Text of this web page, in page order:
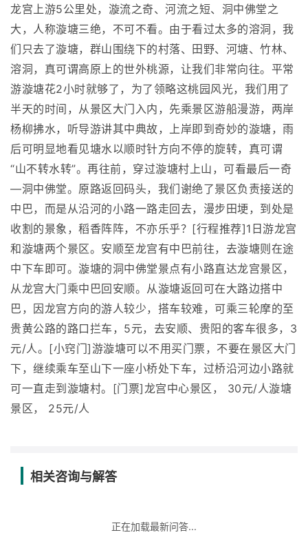
龙宫上游5公里处，漩流之奇、河流之短、洞中佛堂之
大，人称漩塘三绝，不可不看。由于看过太多的溶洞，我
们只去了漩塘，群山围绕下的村落、田野、河塘、竹林、
溶洞，真可谓高原上的世外桃源，让我们非常向往。平常
游漩塘花2小时就够了，为了领略这桃园风光，我们用了
半天的时间，从景区大门入内，先乘景区游船漫游，两岸
杨柳拂水，听导游讲其中典故，上岸即到奇妙的漩塘，雨
后可明显地看见塘水以顺时针方向不停的旋转，真可谓
“山不转水转”。再往前，穿过漩塘村上山，可看最后一奇
—洞中佛堂。原路返回码头，我们谢绝了景区负责接送的
中巴，而是从沿河的小路一路走回去，漫步田埂，到处是
收割的景象，稻香阵阵，不亦乐乎？[行程推荐]1日游龙宫
和漩塘两个景区。安顺至龙宫有中巴前往，去漩塘则在途
中下车即可。漩塘的洞中佛堂景点有小路直达龙宫景区，
从龙宫大门乘中巴回安顺。从漩塘返回可在大路边搭中
巴，因龙宫方向的游人较少，搭车较难，可乘三轮摩的至
贵黄公路的路口拦车，5元，去安顺、贵阳的客车很多，3
元/人。[小窍门]游漩塘可以不用买门票，不要在景区大门
下，继续乘车至山下一座小桥处下车，过桥沿河边小路就
可一直走到漩塘村。[门票]龙宫中心景区， 30元/人漩塘
景区， 25元/人
相关咨询与解答
正在加载最新问答...